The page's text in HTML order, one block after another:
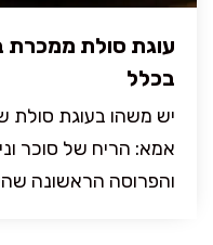
בכלל
יש משהו בעוגת סולת
אמא: הריח של סוכר
והפרוסה הראשונה